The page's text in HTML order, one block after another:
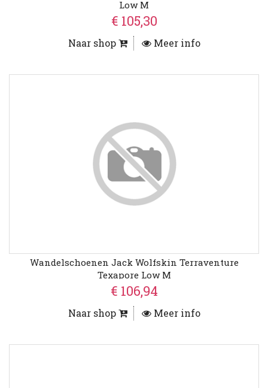
Low M
€ 105,30
Naar shop Meer info
Wandelschoenen Jack Wolfskin Terraventure
Texapore Low M
€ 106,94
Naar shop Meer info